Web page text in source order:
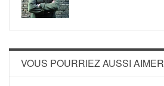
VOUS POURRIEZ AUSSI AIMER